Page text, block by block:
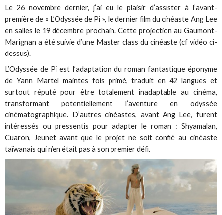
Le 26 novembre dernier, j’ai eu le plaisir d’assister à l’avant-
première de « L’Odyssée de Pi », le dernier film du cinéaste Ang Lee
en salles le 19 décembre prochain. Cette projection au Gaumont-
Marignan a été suivie d’une Master class du cinéaste (cf vidéo ci-
dessus).
L’Odyssée de Pi est l’adaptation du roman fantastique éponyme
de Yann Martel maintes fois primé, traduit en 42 langues et
surtout réputé pour être totalement inadaptable au cinéma,
transformant potentiellement l’aventure en odyssée
cinématographique. D’autres cinéastes, avant Ang Lee, furent
intéressés ou pressentis pour adapter le roman : Shyamalan,
Cuaron, Jeunet avant que le projet ne soit confié au cinéaste
taïwanais qui n’en était pas à son premier défi.